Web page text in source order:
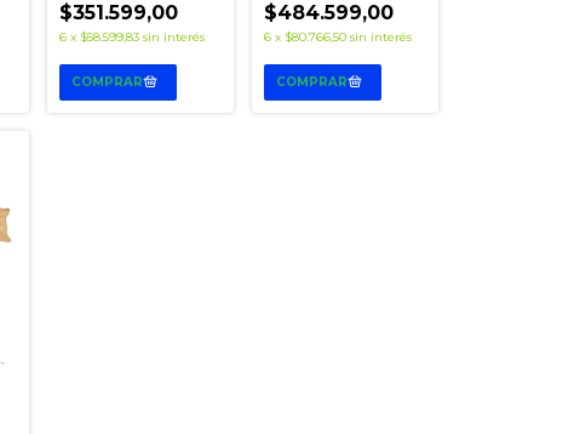
$351.599,00
6 x $58.599,83 sin interés
$484.599,00
6 x $80.766,50 sin interés